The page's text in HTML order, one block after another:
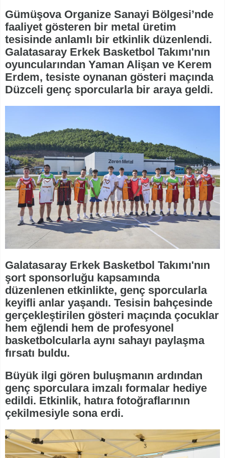
Gümüşova Organize Sanayi Bölgesi’nde
faaliyet gösteren bir metal üretim
tesisinde anlamlı bir etkinlik düzenlendi.
Galatasaray Erkek Basketbol Takımı'nın
oyuncularından Yaman Alişan ve Kerem
Erdem, tesiste oynanan gösteri maçında
Düzceli genç sporcularla bir araya geldi.
Galatasaray Erkek Basketbol Takımı'nın
şort sponsorluğu kapsamında
düzenlenen etkinlikte, genç sporcularla
keyifli anlar yaşandı. Tesisin bahçesinde
gerçekleştirilen gösteri maçında çocuklar
hem eğlendi hem de profesyonel
basketbolcularla aynı sahayı paylaşma
fırsatı buldu.
Büyük ilgi gören buluşmanın ardından
genç sporculara imzalı formalar hediye
edildi. Etkinlik, hatıra fotoğraflarının
çekilmesiyle sona erdi.